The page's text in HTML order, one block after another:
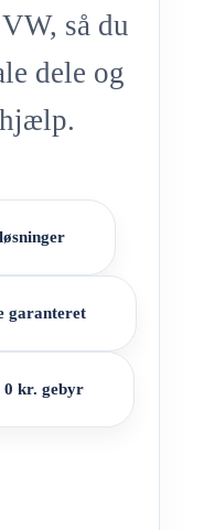
så du
dele og
garanteret
0 kr. gebyr